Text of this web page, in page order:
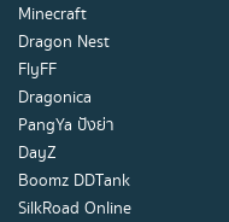
Minecraft
Dragon Nest
FlyFF
Dragonica
PangYa ปังย่า
DayZ
Boomz DDTank
SilkRoad Online